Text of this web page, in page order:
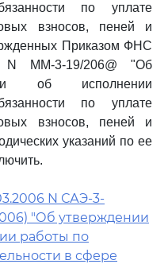
по уплате
взносов, пеней и
Приказом ФНС
N ММ-3-19/206@ "Об
об исполнении
по уплате
взносов, пеней и
указаний по ее
N САЭ-3-
"Об утверждении
работы по
в сфере